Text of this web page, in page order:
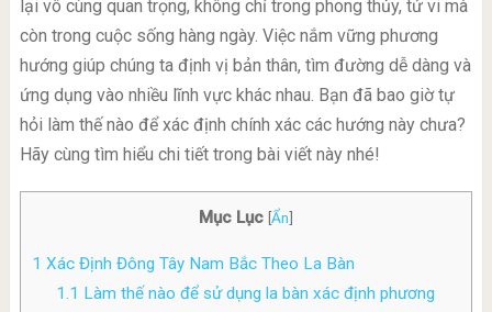
lại vô cùng quan trọng, không chỉ trong phong thủy, tử vi mà
còn trong cuộc sống hàng ngày. Việc nắm vững phương
hướng giúp chúng ta định vị bản thân, tìm đường dễ dàng và
ứng dụng vào nhiều lĩnh vực khác nhau. Bạn đã bao giờ tự
hỏi làm thế nào để xác định chính xác các hướng này chưa?
Hãy cùng tìm hiểu chi tiết trong bài viết này nhé!
Mục Lục [Ẩn]
1 Xác Định Đông Tây Nam Bắc Theo La Bàn
1.1 Làm thế nào để sử dụng la bàn xác định phương